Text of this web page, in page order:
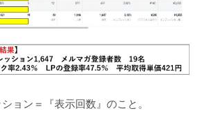
ョン＝『表示回数』のこと。